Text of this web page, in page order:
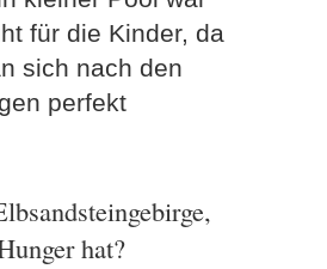
für die Kinder, da
sich nach den
perfekt
hat?